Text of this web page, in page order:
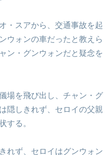
・スアから、交通事故を起
ウォンの車だったと教えら
ン・グンウォンだと疑念を
場を飛び出し、チャン・グ
隠しきれず、セロイの父親
する。
れず、セロイはグンウォン